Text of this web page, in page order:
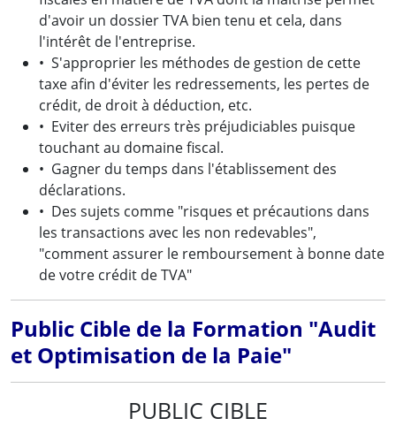
d'avoir un dossier TVA bien tenu et cela, dans
l'intérêt de l'entreprise.
• S'approprier les méthodes de gestion de cette
taxe afin d'éviter les redressements, les pertes de
crédit, de droit à déduction, etc.
• Eviter des erreurs très préjudiciables puisque
touchant au domaine fiscal.
• Gagner du temps dans l'établissement des
déclarations.
• Des sujets comme "risques et précautions dans
les transactions avec les non redevables",
"comment assurer le remboursement à bonne date
de votre crédit de TVA"
Public Cible de la Formation "Audit
et Optimisation de la Paie"
PUBLIC CIBLE